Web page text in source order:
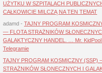
UŻYTKU W SZPITALACH
CAŁKOWICIE MILCZĄ NA TEN TEMAT
adamd - TAJNY PROGRAM
— FLOTA STRAŻNIKÓW
GALAKTYCZNY HANDEL. … Mr.
Telegramie
TAJNY PROGRAM KOSMICZNY (SSP)
STRAŻNIKÓW SŁONECZNYCH I